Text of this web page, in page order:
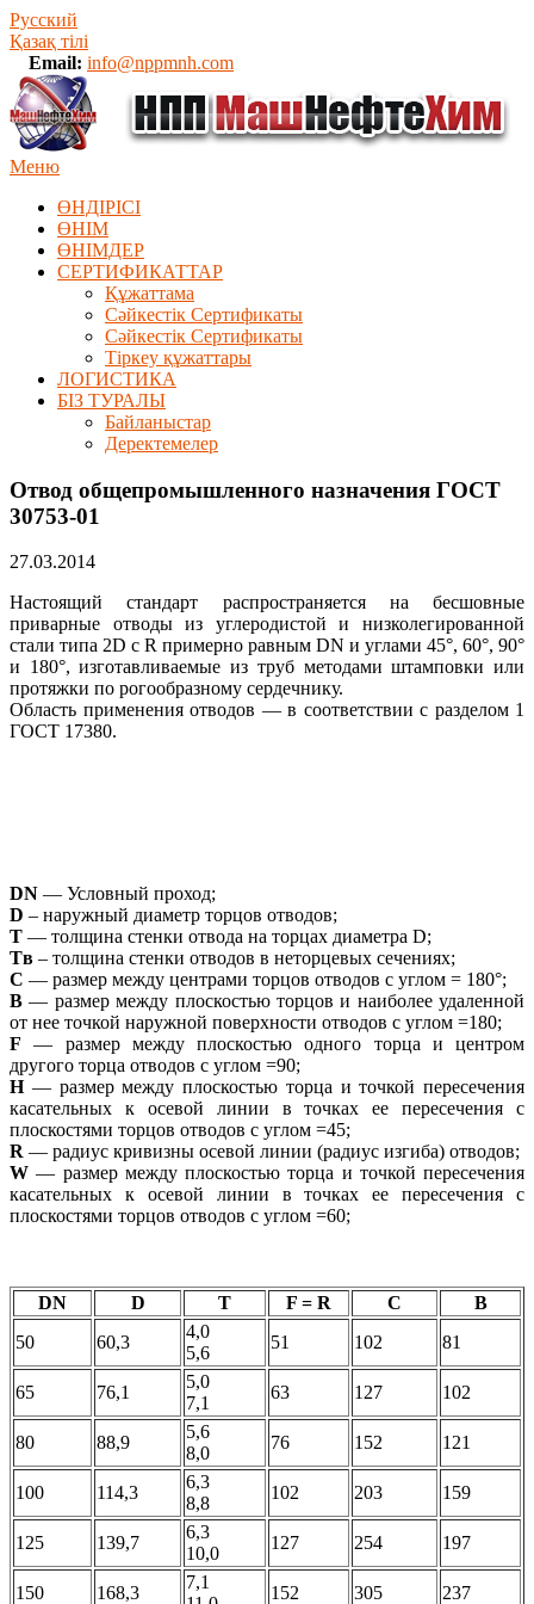
Русский
Қазақ тілі
Email: info@nppmnh.com
Меню
ӨНДІРІСІ
ӨНІМ
ӨHIМДЕР
СЕРТИФИКАТТАР
Құжаттама
Сәйкестік Сертификаты
Сәйкестік Сертификаты
Тіркеу құжаттары
ЛОГИСТИКА
БІЗ ТУРАЛЫ
Байланыстар
Деректемелер
Отвод общепромышленного назначения ГОСТ
30753-01
27.03.2014
Настоящий стандарт распространяется на бесшовные
приварные отводы из углеродистой и низколегированной
стали типа 2D с R примерно равным DN и углами 45°, 60°, 90°
и 180°, изготавливаемые из труб методами штамповки или
протяжки по рогообразному сердечнику.
Область применения отводов — в соответствии с разделом 1
ГОСТ 17380.
DN — Условный проход;
D – наружный диаметр торцов отводов;
T — толщина стенки отвода на торцах диаметра D;
Tв – толщина стенки отводов в неторцевых сечениях;
С — размер между центрами торцов отводов с углом = 180°;
В — размер между плоскостью торцов и наиболее удаленной
от нее точкой наружной поверхности отводов с углом =180;
F — размер между плоскостью одного торца и центром
другого торца отводов с углом =90;
Н— размер между плоскостью торца и точкой пересечения
касательных к осевой линии в точках ее пересечения с
плоскостями торцов отводов с углом =45;
R — радиус кривизны осевой линии (радиус изгиба) отводов;
W — размер между плоскостью торца и точкой пересечения
касательных к осевой линии в точках ее пересечения с
плоскостями торцов отводов с углом =60;
DN D T F = R C
B
50
60,3
4,0
5,6
51 102 81
65 76,1
5,0
7,1
63 127 102
80 88,9
5,6
8,0
76 152 121
100 114,3
6,3
8,8
102 203 159
125 139,7
6,3
10,0
127 254 197
150 168,3
7,1
152 305 237